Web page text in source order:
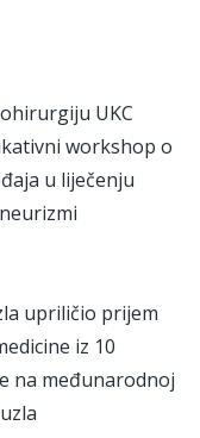
UKC
workshop o
u liječenju
upriličio prijem
iz 10
na međunarodnoj